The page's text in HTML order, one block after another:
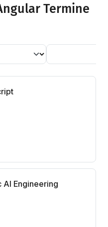
Termine
AI Engineering